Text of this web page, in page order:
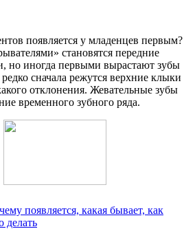
появляется у младенцев первым?
становятся передние
но иногда первыми вырастают зубы
сначала режутся верхние клыки
отклонения. Жевательные зубы
временного зубного ряда.
появляется, какая бывает, как
делать